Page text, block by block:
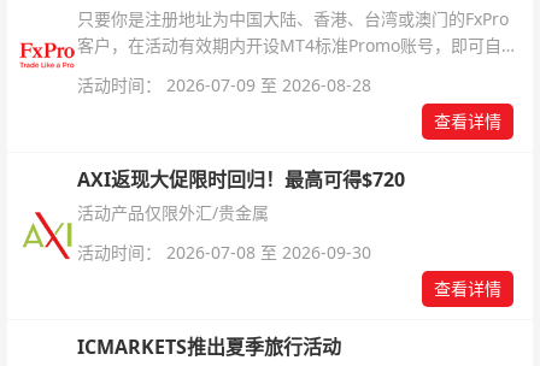
只要你是注册地址为中国大陆、香港、台湾或澳门的FxPro
客户，在活动有效期内开设MT4标准Promo账号，即可自动
活动时间： 2026-07-09 至 2026-08-28
查看详情
AXI返现大促限时回归！最高可得$720
活动产品仅限外汇/贵金属
活动时间： 2026-07-08 至 2026-09-30
查看详情
ICMARKETS推出夏季旅行活动